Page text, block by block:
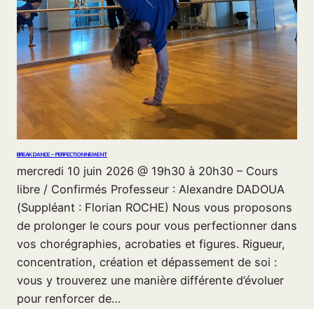
BREAK DANCE – PERFECTIONNEMENT
mercredi 10 juin 2026 @ 19h30 à 20h30 – Cours
libre / Confirmés Professeur : Alexandre DADOUA
(Suppléant : Florian ROCHE) Nous vous proposons
de prolonger le cours pour vous perfectionner dans
vos chorégraphies, acrobaties et figures. Rigueur,
concentration, création et dépassement de soi :
vous y trouverez une manière différente d’évoluer
pour renforcer de…